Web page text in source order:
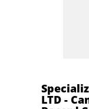
LTD -